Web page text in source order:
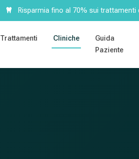
Risparmia fino al 70% sui trattamenti
Trattamenti Cliniche
Guida
Paziente